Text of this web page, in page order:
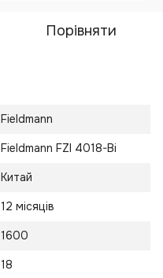
Порівняти
Fieldmann
Fieldmann FZI 4018-Bi
Китай
12 місяців
1600
18